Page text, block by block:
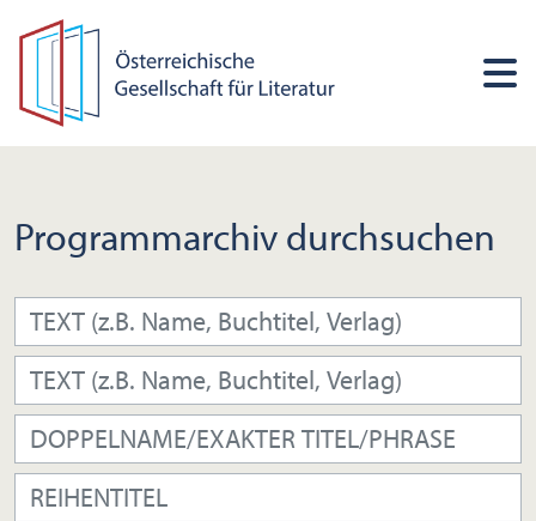
Programmarchiv durchsuchen